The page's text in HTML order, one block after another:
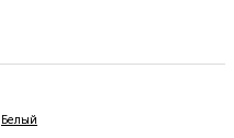
Белый